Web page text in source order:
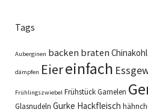
Tags
Auberginen backen braten Chinakohl
dämpfen Eiereinfach
Frühlingszwiebel FrühstückGarnelen
Glasnudeln Gurke Hackfleisch